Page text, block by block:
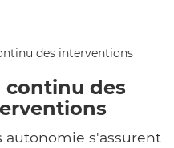
continu des
autonomie s'assurent